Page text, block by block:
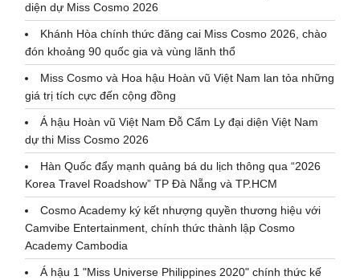
diện dự Miss Cosmo 2026
Khánh Hòa chính thức đăng cai Miss Cosmo 2026, chào
đón khoảng 90 quốc gia và vùng lãnh thổ
Miss Cosmo và Hoa hậu Hoàn vũ Việt Nam lan tỏa những
giá trị tích cực đến cộng đồng
Á hậu Hoàn vũ Việt Nam Đỗ Cẩm Ly đại diện Việt Nam
dự thi Miss Cosmo 2026
Hàn Quốc đẩy mạnh quảng bá du lịch thông qua “2026
Korea Travel Roadshow” TP Đà Nẵng và TP.HCM
Cosmo Academy ký kết nhượng quyền thương hiệu với
Camvibe Entertainment, chính thức thành lập Cosmo
Academy Cambodia
Á hậu 1 "Miss Universe Philippines 2020" chính thức kế